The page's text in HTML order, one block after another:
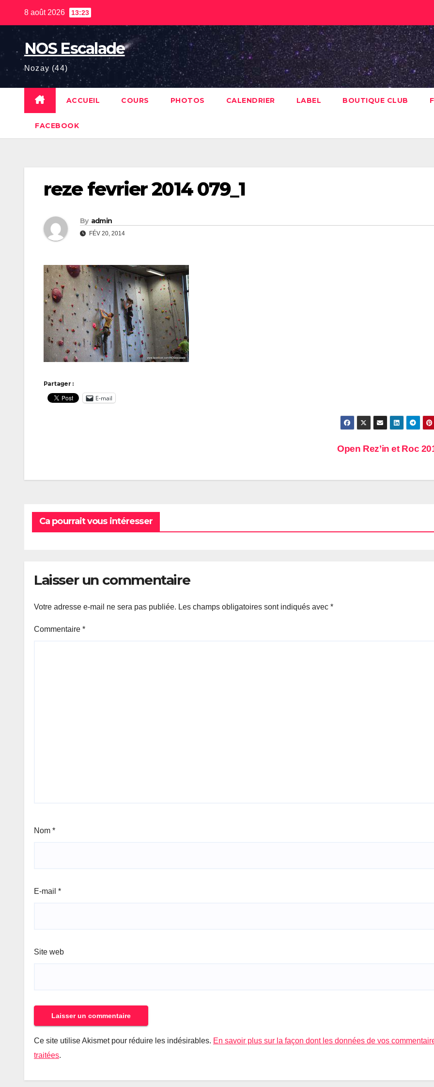
8 août 2026 13:23
NOS Escalade
Nozay (44)
ACCUEIL COURS PHOTOS CALENDRIER LABEL BOUTIQUE CLUB
FACEBOOK
reze fevrier 2014 079_1
By admin
FÉV 20, 2014
Partager :
E-mail
Open Rez’in et Roc
Ca pourrait vous intéresser
Laisser un commentaire
Votre adresse e-mail ne sera pas publiée. Les champs obligatoires sont indiqués avec *
Commentaire *
Nom *
E-mail *
Site web
Ce site utilise Akismet pour réduire les indésirables. En savoir plus sur la façon dont les données de vos
traitées.